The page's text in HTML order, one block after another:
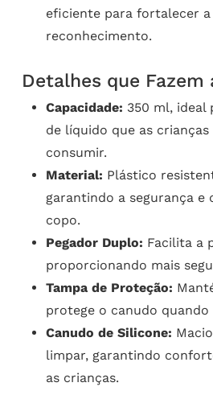
eficiente para fortalecer a
reconhecimento.
Detalhes que Fazem
Capacidade: 350 ml, ideal
de líquido que as
consumir.
Material: Plástico
garantindo a segurança e
copo.
Pegador Duplo: Facilita a
proporcionando mais
Tampa de Proteção:
protege o canudo quando
Canudo de Silicone:
limpar, garantindo
as crianças.